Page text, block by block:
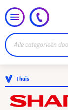
Thuis